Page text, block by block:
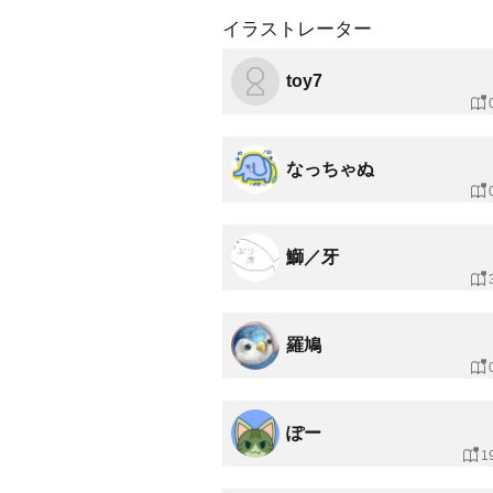
イラストレーター
toy7
なっちゃぬ
鰤／牙
羅鳩
ぽー